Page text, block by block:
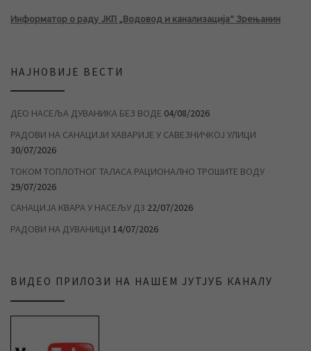
Информатор о раду ЈКП „Водовод и канализација“ Зрењанин
НАЈНОВИЈЕ ВЕСТИ
ДЕО НАСЕЉА ДУВАНИКА БЕЗ ВОДЕ 04/08/2026
РАДОВИ НА САНАЦИЈИ ХАВАРИЈЕ У САВЕЗНИЧКОЈ УЛИЦИ
30/07/2026
ТОКОМ ТОПЛОТНОГ ТАЛАСА РАЦИОНАЛНО ТРОШИТЕ ВОДУ
29/07/2026
САНАЦИЈА КВАРА У НАСЕЉУ Д3 22/07/2026
РАДОВИ НА ДУВАНИЦИ 14/07/2026
ВИДЕО ПРИЛОЗИ НА НАШЕМ ЈУТЈУБ КАНАЛУ